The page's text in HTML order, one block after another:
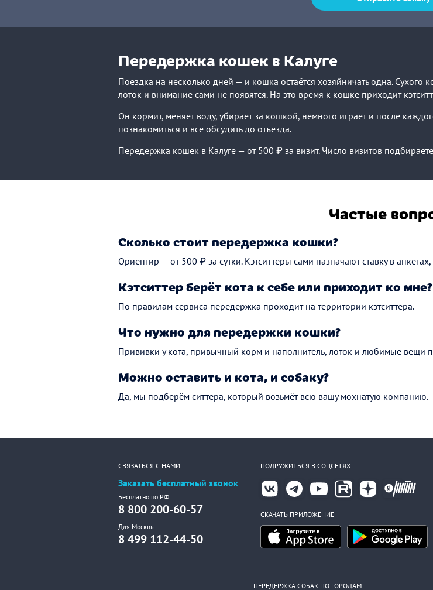
Передержка кошек в Калуге
Поездка на несколько дней — и кошка остаётся хозяйничать одна.
лоток и внимание сами не появятся. На это время к кошке приходит
Он кормит, меняет воду, убирает за кошкой, немного играет и после
познакомиться и всё обсудить до отъезда.
Передержка кошек в Калуге — от 500 ₽ за визит. Число визитов
Частые
Сколько стоит передержка кошки?
Ориентир — от 500 ₽ за сутки. Кэтситтеры сами назначают ставку в
Кэтситтер берёт кота к себе или приходит ко мне?
По правилам сервиса передержка проходит на территории кэтситтера.
Что нужно для передержки кошки?
Прививки у кота, привычный корм и наполнитель, лоток и любимые вещи
Можно оставить и кота, и собаку?
Да, мы подберём ситтера, который возьмёт всю вашу мохнатую компанию.
СВЯЗАТЬСЯ С НАМИ:
Заказать бесплатный звонок
Бесплатно по РФ
8 800 200-60-57
Для Москвы
8 499 112-44-50
ПОДРУЖИТЬСЯ В СОЦСЕТЯХ
СКАЧАТЬ ПРИЛОЖЕНИЕ
ПЕРЕДЕРЖКА СОБАК ПО ГОРОДАМ